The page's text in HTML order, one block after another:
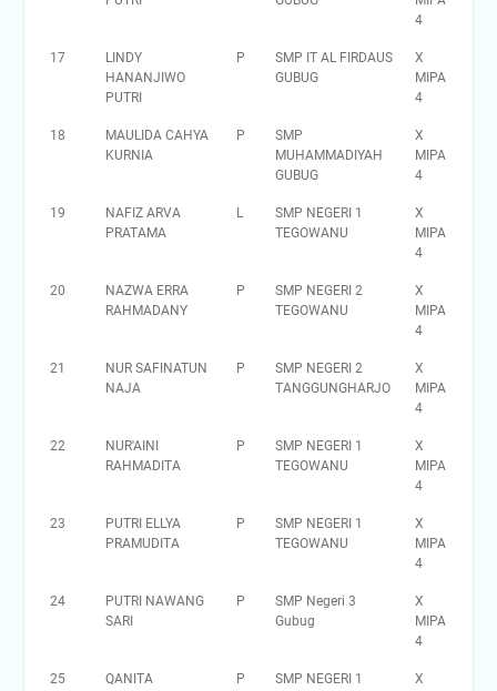
4
17
LINDY
HANANJIWO
PUTRI
P
SMP IT AL FIRDAUS
GUBUG
X
MIPA
4
18
MAULIDA CAHYA
KURNIA
P
SMP
MUHAMMADIYAH
GUBUG
X
MIPA
4
19
NAFIZ ARVA
PRATAMA
L
SMP NEGERI 1
TEGOWANU
X
MIPA
4
20
NAZWA ERRA
RAHMADANY
P
SMP NEGERI 2
TEGOWANU
X
MIPA
4
21
NUR SAFINATUN
NAJA
P
SMP NEGERI 2
TANGGUNGHARJO
X
MIPA
4
22
NUR'AINI
RAHMADITA
P
SMP NEGERI 1
TEGOWANU
X
MIPA
4
23
PUTRI ELLYA
PRAMUDITA
P
SMP NEGERI 1
TEGOWANU
X
MIPA
4
24
PUTRI NAWANG
SARI
P
SMP Negeri 3
Gubug
X
MIPA
4
25
QANITA
P
SMP NEGERI 1
X